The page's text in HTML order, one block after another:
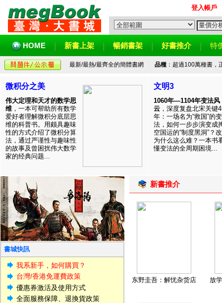
登入帳戶
HOME 新書上架 暢銷書架 好書推介 特
最新/最熱/最齊全的簡體書網 品種：超過100萬種書，
微积分之美
伟大定理和天才的数学思
维 ，一本可帮助所有数学
爱好者理解微积分底层思
维的科普书。用颇具趣味
性的方式介绍了微积分算
法，通过严谨性与趣味性
的故事及曾困扰伟大数学
家的经典问题...
文明3
1060年—1104年变法风
云 ，深度复盘北宋关键
年：一场名为“救国”的变
法，如何一步步演变成
空国运的“制度黑洞”？
为什么这么难？一本书
懂变法的全周期困境...
書城快訊
我系新手，如何購買？
台灣/香港免運費政策
優惠券激活及使用方式
全面服務保障、退換貨政策
新書推介
东野圭吾：解忧杂货店 放